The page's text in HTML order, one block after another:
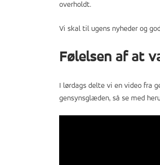
overholdt.
Vi skal til ugens nyheder og
Følelsen af at
I lørdags delte vi en video fra
gensynsglæden, så se med